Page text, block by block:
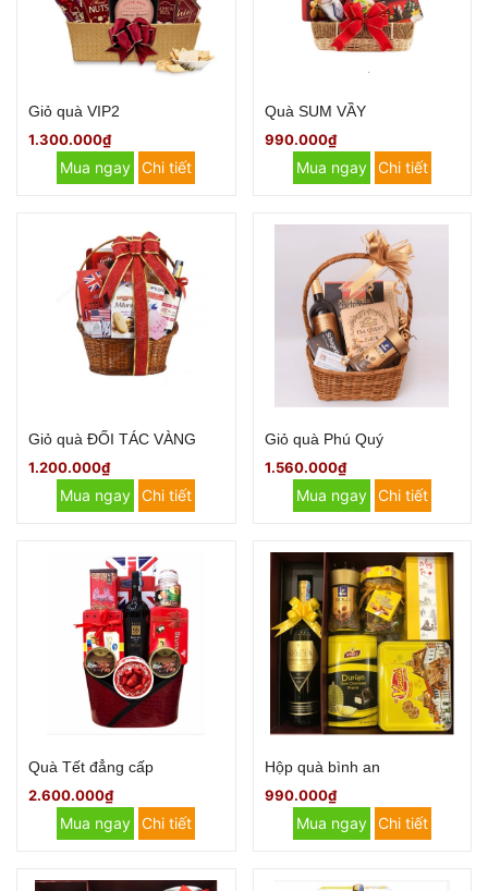
Giỏ quà VIP2
1.300.000₫
Mua ngay Chi tiết
Quà SUM VẦY
990.000₫
Mua ngay Chi tiết
Giỏ quà ĐỐI TÁC VÀNG
1.200.000₫
Mua ngay Chi tiết
Giỏ quà Phú Quý
1.560.000₫
Mua ngay Chi tiết
Quà Tết đẳng cấp
2.600.000₫
Mua ngay Chi tiết
Hộp quà bình an
990.000₫
Mua ngay Chi tiết